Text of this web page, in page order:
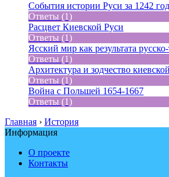
События истории Руси за 1242 год
Ответы (1)
Расцвет Киевской Руси
Ответы (1)
Ясский мир как результата
Ответы (1)
Архитектура и зодчество
Ответы (1)
Война с Польшей 1654-1667
Ответы (1)
Главная › История
Информация
О проекте
Контакты